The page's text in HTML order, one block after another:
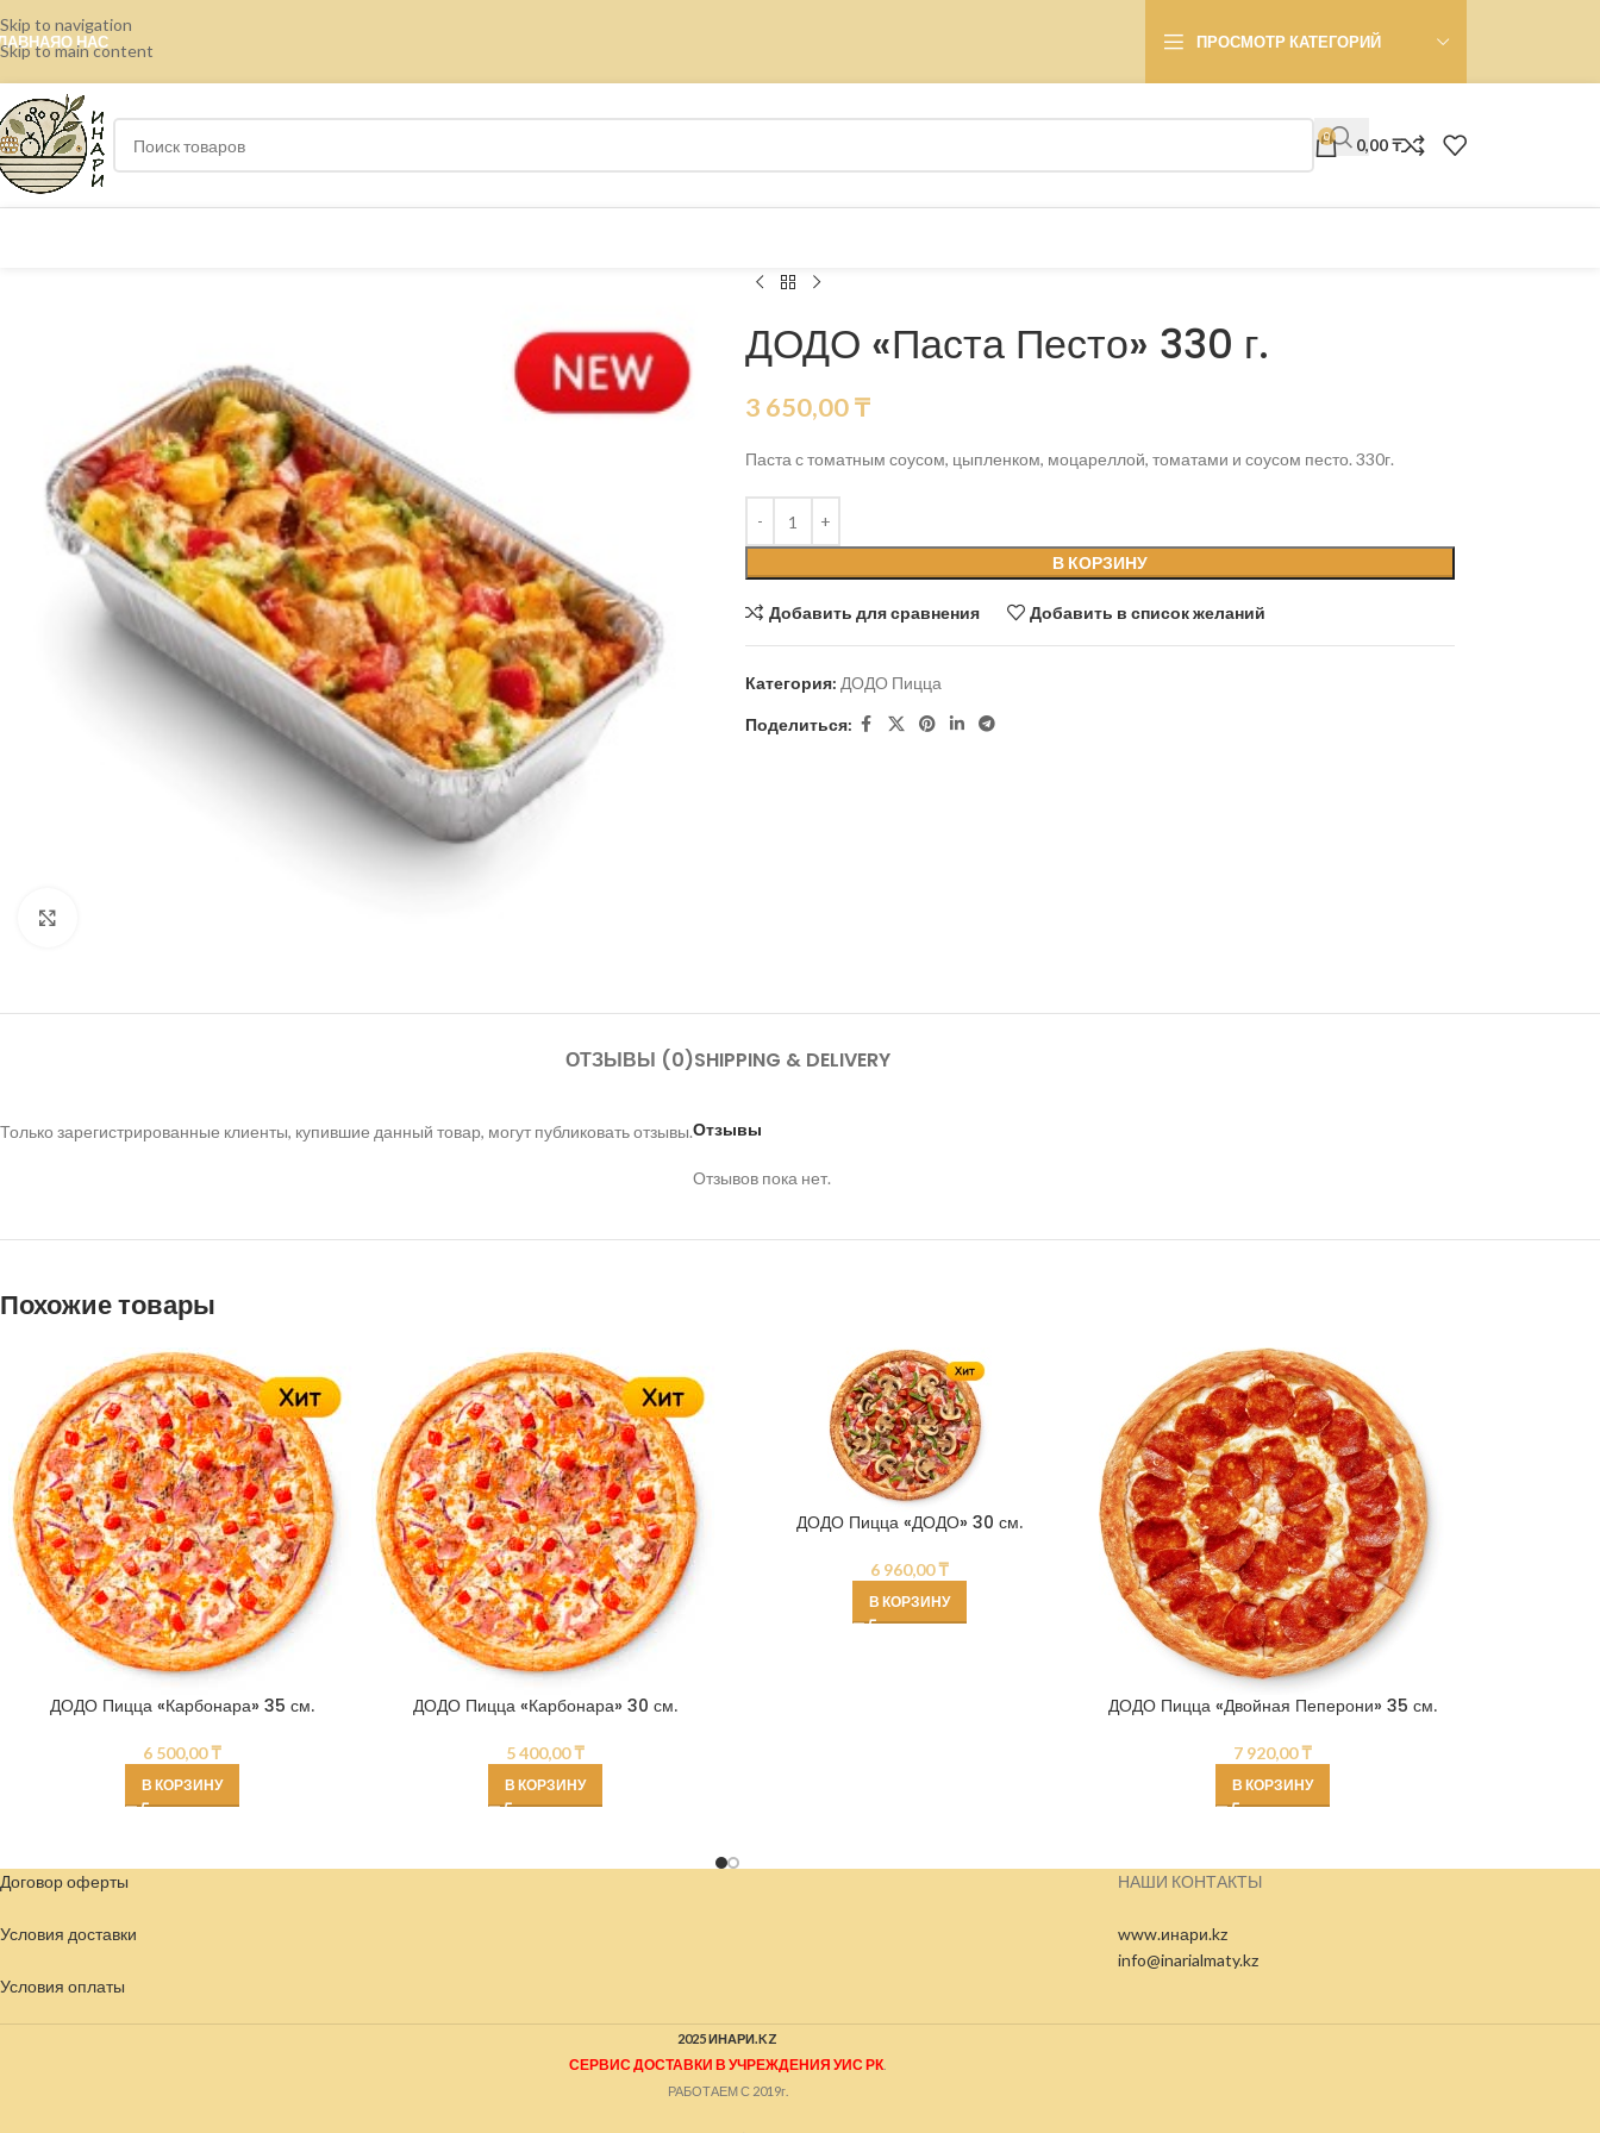
Skip to navigation
Skip to main content
О НАС ПРОСМОТР КАТЕГОРИЙ
0 0,00₸
ДОДО «Паста Песто» 330 г.
3 650,00₸
Паста с томатным соусом, цыпленком, моцареллой, томатами и соусом песто. 330г.
В КОРЗИНУ
Добавить для сравнения Добавить в список желаний
Категория: ДОДО Пицца
Поделиться:
ОТЗЫВЫ (0)SHIPPING & DELIVERY
Отзывы
Отзывов пока нет.
Только зарегистрированные клиенты, купившие данный товар, могут публиковать отзывы.
Похожие товары
ДОДО Пицца «Карбонара» 35 см.
6 500,00₸
В КОРЗИНУ
ДОДО Пицца «Карбонара» 30 см.
5 400,00₸
В КОРЗИНУ
ДОДО Пицца «ДОДО» 30 см.
6 960,00₸
В КОРЗИНУ
ДОДО Пицца «Двойная Пеперони» 35 см.
7 920,00₸
В КОРЗИНУ
Договор оферты
Условия доставки
Условия оплаты
НАШИ КОНТАКТЫ
www.инари.kz
info@inarialmaty.kz
2025 ИНАРИ.KZ
СЕРВИС ДОСТАВКИ В УЧРЕЖДЕНИЯ УИС РК
РАБОТАЕМ С 2019г.